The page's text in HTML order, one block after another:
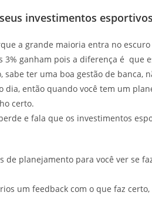
investimentos
a grande maioria entra no
3% ganham pois a diferença é que
sabe ter uma boa gestão de banca,
dia, então quando você tem um
certo.
e fala que os investimentos
de planejamento para você ver se
um feedback com o que faz